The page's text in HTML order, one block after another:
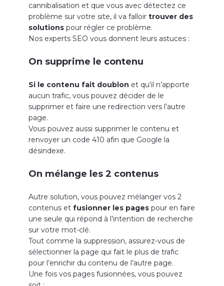
cannibalisation et que vous avec détectez ce
problème sur votre site, il va falloir trouver des
solutionspour régler ce problème.
Nos experts SEO vous donnent leurs astuces :
On supprime le contenu
Si le contenu fait doublon et qu’il n’apporte
aucun trafic, vous pouvez décider de le
supprimer et faire une redirection vers l’autre
page.
Vous pouvez aussi supprimer le contenu et
renvoyer un code 410 afin que Google la
désindexe.
On mélange les 2 contenus
Autre solution, vous pouvez mélanger vos 2
contenus et fusionner les pagespour en faire
une seule qui répond à l’intention de recherche
sur votre mot-clé.
Tout comme la suppression, assurez-vous de
sélectionner la page qui fait le plus de trafic
pour l’enrichir du contenu de l’autre page.
Une fois vos pages fusionnées, vous pouvez